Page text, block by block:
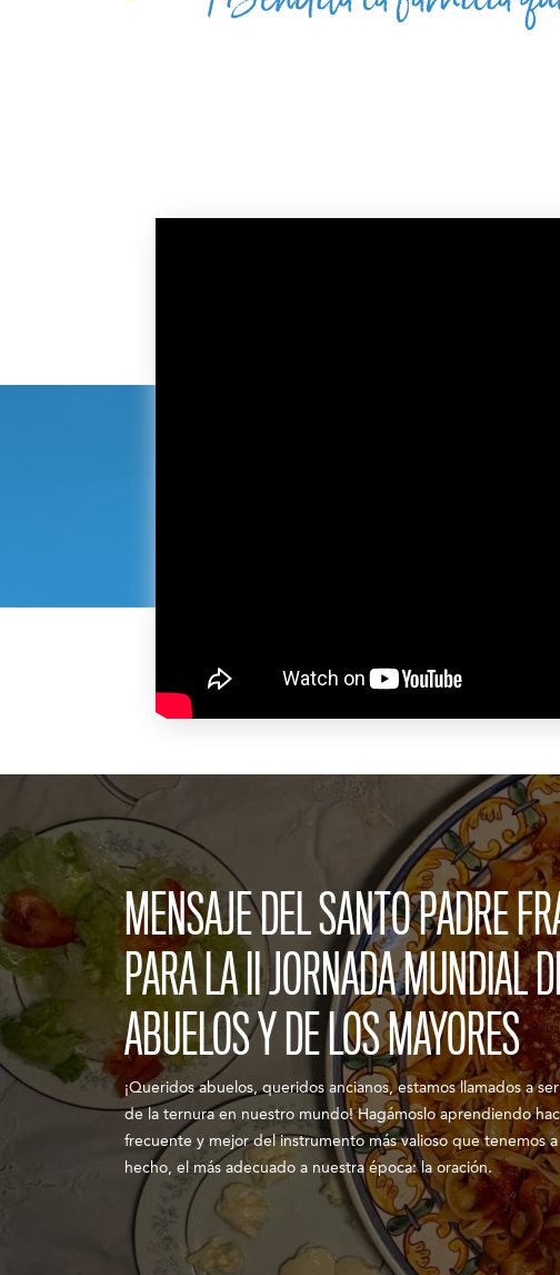
MENSAJE DEL SANTO PADRE
PARA LA II JORNADA MUNDIAL
ABUELOS Y DE LOS MAYORES
¡Queridos abuelos, queridos ancianos, estamos llamados a
de la ternura en nuestro mundo! Hagámoslo aprendiendo
frecuente y mejor del instrumento más valioso que tenemos
hecho, el más adecuado a nuestra época: la oración.